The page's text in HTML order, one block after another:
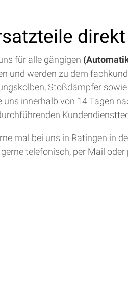
für alle gängigen
und werden zu dem
Stoßdämpfer
uns innerhalb von 14 Tagen
mal bei uns in Ratingen in
telefonisch, per Mail